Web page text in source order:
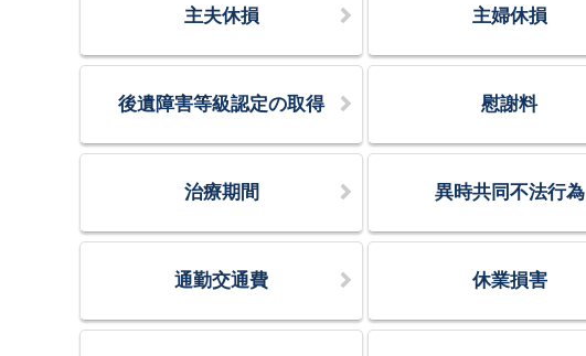
主夫休損 主婦休損
後遺障害等級認定の取得 慰謝料
治療期間 異時共同不法行為
通勤交通費 休業損害